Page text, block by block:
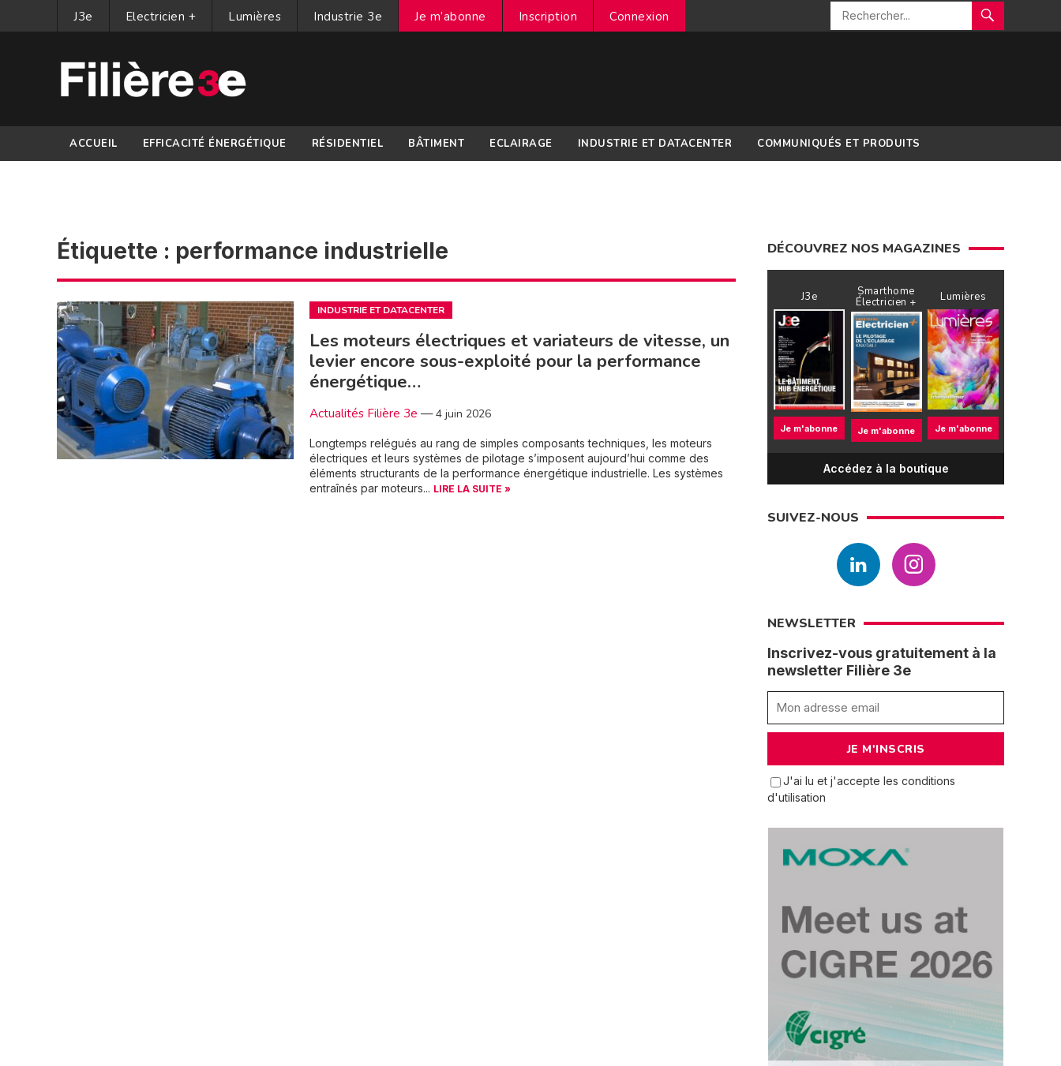
J3e Electricien + Lumières Industrie 3e Je m’abonne Inscription Connexion
ACCUEIL EFFICACITÉ ÉNERGÉTIQUE RÉSIDENTIEL BÂTIMENT ECLAIRAGE INDUSTRIE ET DATACENTER COMMUNIQUÉS ET PRODUITS
Étiquette : performance industrielle
INDUSTRIE ET DATACENTER
Les moteurs électriques et variateurs de vitesse, un
levier encore sous-exploité pour la performance
énergétique…
Actualités Filière 3e —4 juin 2026
Longtemps relégués au rang de simples composants techniques, les moteurs
électriques et leurs systèmes de pilotage s’imposent aujourd’hui comme des
éléments structurants de la performance énergétique industrielle. Les systèmes
entraînés par moteurs... LIRE LA SUITE »
DÉCOUVREZ NOS MAGAZINES
J3e
Je m'abonne
Smarthome
Électricien +
Je m'abonne
Lumières
Je m'abonne
Accédez à la boutique
SUIVEZ-NOUS
NEWSLETTER
Inscrivez-vous gratuitement à la
newsletter Filière 3e
J'ai lu et j'accepte les conditions
d'utilisation